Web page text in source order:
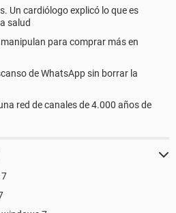
Un cardiólogo explicó lo que es
salud
manipulan para comprar más en
de WhatsApp sin borrar la
red de canales de 4.000 años de